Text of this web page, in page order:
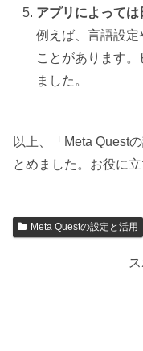
アプリによって
例えば、言語設
ことがあります
ました。
以上、「Meta Quest
とめました。お役に立
Meta Questの設定と活用